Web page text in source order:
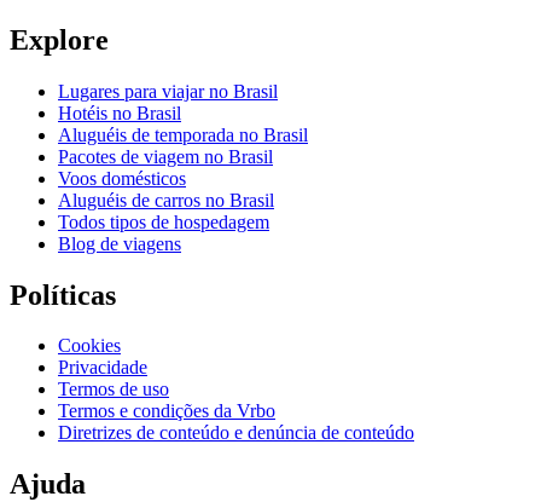
Explore
Lugares para viajar no Brasil
Hotéis no Brasil
Aluguéis de temporada no Brasil
Pacotes de viagem no Brasil
Voos domésticos
Aluguéis de carros no Brasil
Todos tipos de hospedagem
Blog de viagens
Políticas
Cookies
Privacidade
Termos de uso
Termos e condições da Vrbo
Diretrizes de conteúdo e denúncia de conteúdo
Ajuda